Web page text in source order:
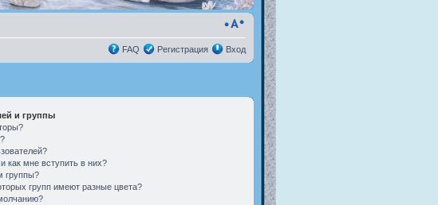
FAQ Регистрация Вход
и группы
как мне вступить в них?
группы?
групп имеют разные цвета?